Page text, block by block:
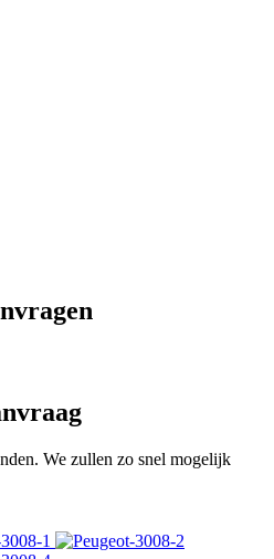
We zullen zo snel mogelijk